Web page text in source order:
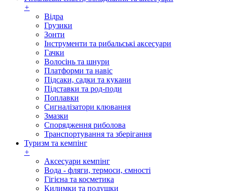
+
Відра
Грузики
Зонти
Інструменти та рибальські аксесуари
Гачки
Волосінь та шнури
Платформи та навіс
Підсаки, садки та кукани
Підставки та род-поди
Поплавки
Сигналізатори клювання
Змазки
Спорядження риболова
Транспортування та зберігання
Туризм та кемпінг
+
Аксесуари кемпінг
Вода - фляги, термоси, ємності
Гігієна та косметика
Килимки та подушки